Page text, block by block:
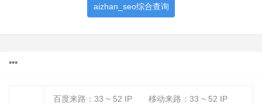
aizhan_seo综合查询
***
百度来路： 33 ~ 52 IP 移动来路： 33 ~ 52 IP